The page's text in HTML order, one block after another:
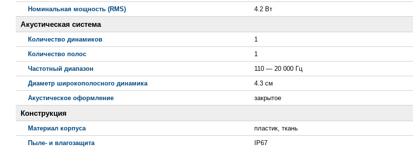
Номинальная мощность (RMS)
4.2 Вт
Акустическая система
Количество динамиков
1
Количество полос
1
Частотный диапазон
110 — 20 000 Гц
Диаметр широкополосного динамика
4.3 см
Акустическое оформление
закрытое
Конструкция
Материал корпуса
пластик, ткань
Пыле- и влагозащита
IP67